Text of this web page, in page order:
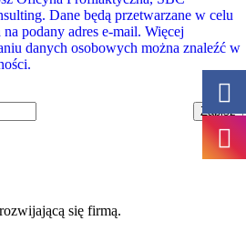
Dane będą przetwarzane w celu
na podany adres e-mail. Więcej
danych osobowych można znaleźć w
się firmą.